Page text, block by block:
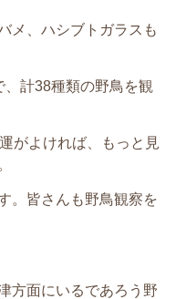
メ、ハシブトガラスも
、計38種類の野鳥を観
がよければ、もっと見
。皆さんも野鳥観察を
方面にいるであろう野